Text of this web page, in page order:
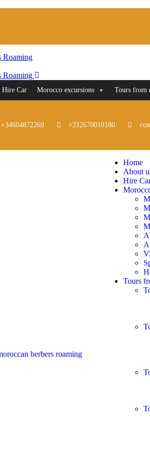
Hire Car Morocco excursions Tours from
+34604872269 +212670010180
Home
About
Hire
Tours